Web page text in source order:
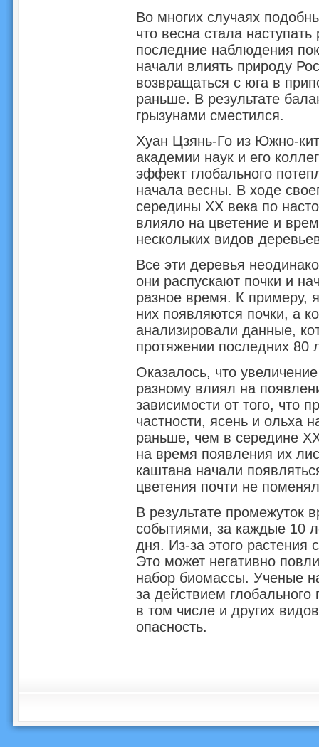
Во многих случаях
что весна стала
последние наблюдения
начали влиять природу
возвращаться с юга в
раньше. В результате
грызунами сместился.
Хуан Цзянь-Го из Южно-
академии наук и его
эффект глобального
начала весны. В ходе
середины XX века по
влияло на цветение и
нескольких видов
Все эти деревья
они распускают почки и
разное время. К примеру,
них появляются почки, а
анализировали данные,
протяжении последних 80
Оказалось, что
разному влиял на
зависимости от того, что
частности, ясень и ольха
раньше, чем в середине
на время появления их
каштана начали
цветения почти не
В результате промежуток
событиями, за каждые 10
дня. Из-за этого
Это может негативно
набор биомассы. Ученые
за действием
в том числе и других
опасность.